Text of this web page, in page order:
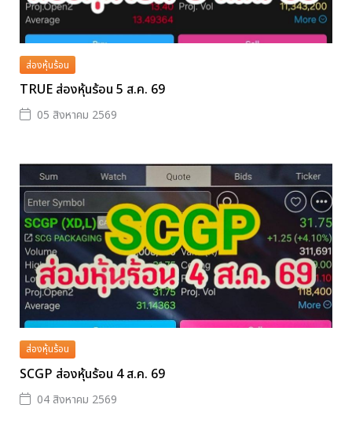
ส่องหุ้นร้อน
TRUE ส่องหุ้นร้อน 5 ส.ค. 69
05 สิงหาคม 2569
ส่องหุ้นร้อน
SCGP ส่องหุ้นร้อน 4 ส.ค. 69
04 สิงหาคม 2569